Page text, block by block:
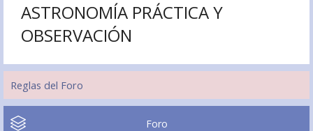
ASTRONOMÍA PRÁCTICA Y
OBSERVACIÓN
Reglas del Foro
Foro